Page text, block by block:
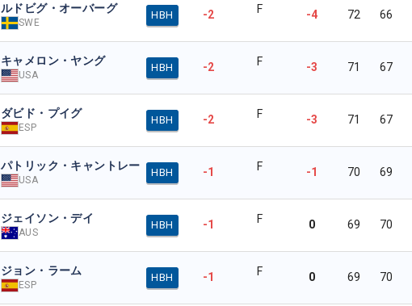
ルドビグ・オーバーグ
SWE
HBH -2 F -4 72 66
キャメロン・ヤング
USA
HBH -2 F -3 71 67
ダビド・プイグ
ESP
HBH -2 F -3 71 67
パトリック・キャントレー
USA
HBH -1 F -1 70 69
ジェイソン・デイ
AUS
HBH -1 F 0 69 70
ジョン・ラーム
ESP
HBH -1 F 0 69 70